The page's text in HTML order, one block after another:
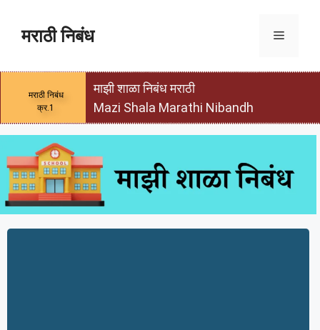
मराठी निबंध
मराठी निबंध
क्र.1
माझी शाळा निबंध मराठी
Mazi Shala Marathi Nibandh